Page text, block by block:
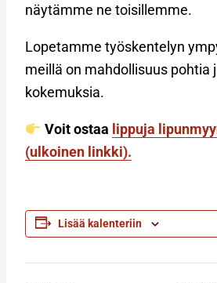
näytämme ne toisillemme.
Lopetamme työskentelyn
meillä on mahdollisuus pohtia
kokemuksia.
Voit ostaa lippuja
(ulkoinen linkki).
Lisää kalenteriin